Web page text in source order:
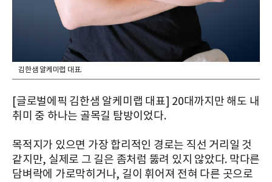
김한샘 알케미랩 대표.
[글로벌에픽 김한샘 알케미랩 대표] 20대까지만 해도 내
취미 중 하나는 골목길 탐방이었다.
목적지가 있으면 가장 합리적인 경로는 직선 거리일 것
같지만, 실제로 그 길은 좀처럼 뚫려 있지 않았다. 막다른
담벼락에 가로막히거나, 길이 휘어져 전혀 다른 곳으로